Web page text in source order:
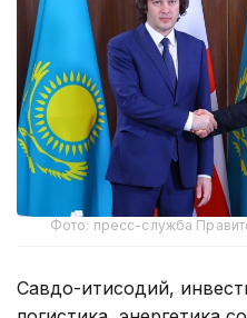
Фото: пресс-служба
Савдо-иқтисодий,